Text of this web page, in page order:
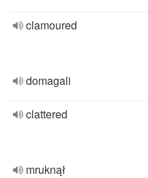
clamoured
domagali
clattered
mruknął